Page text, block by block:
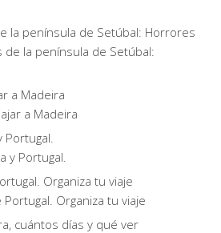
la península de Setúbal: Horrores
a Madeira
Portugal.
Organiza tu viaje
cuántos días y qué ver